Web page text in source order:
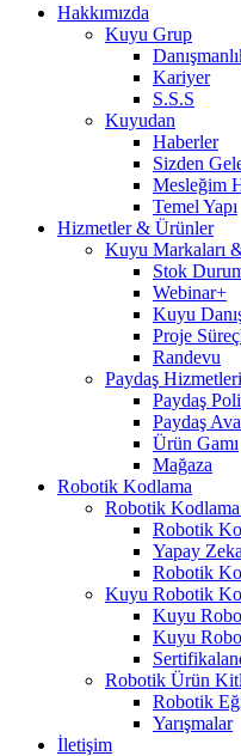
Hakkımızda
Kuyu Grup
Kariyer
S.S.S
Kuyudan
Haberler
Sizden
Mesleğim
Temel Yapı
Hizmetler & Ürünler
Kuyu Markaları
Stok
Webinar+
Kuyu
Proje
Randevu
Paydaş Hizmetleri
Paydaş
Paydaş
Ürün Gamı
Mağaza
Robotik Kodlama
Robotik
Robotik
Yapay
Robotik
Kuyu Robotik
Kuyu
Kuyu
Robotik Ürün
Robotik
Yarışmalar
İletişim